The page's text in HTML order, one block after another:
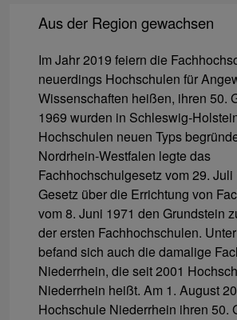
Aus der Region gewachsen
Im Jahr 2019 feiern die
neuerdings Hochschulen für
Wissenschaften heißen, ihren 50.
1969 wurden in Schleswig-
Hochschulen neuen Typs
Nordrhein-Westfalen legte das
Fachhochschulgesetz vom 29.
Gesetz über die Errichtung von
vom 8. Juni 1971 den Grundstein
der ersten Fachhochschulen.
befand sich auch die damalige
Niederrhein, die seit 2001
Niederrhein heißt. Am 1. August
Hochschule Niederrhein ihren 50.